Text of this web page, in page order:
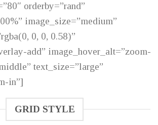
orderby=”rand”
image_size=”medium”
0, 0, 0.58)”
add” image_hover_alt=”zoom-
text_size=”large”
in”]
GRID STYLE